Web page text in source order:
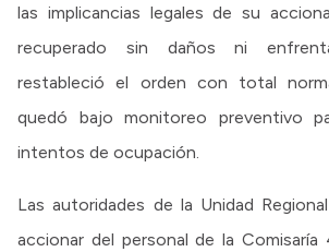
las implicancias legales de su
recuperado sin daños ni
restableció el orden con total
quedó bajo monitoreo preventivo
intentos de ocupación.
Las autoridades de la Unidad
accionar del personal de la Comisaría